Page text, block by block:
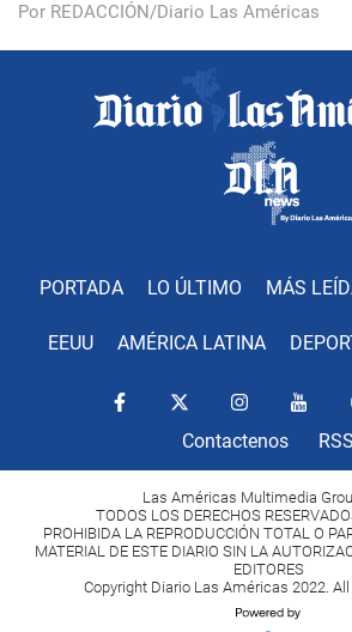
Por REDACCIÓN/Diario Las Américas
PORTADA LO ÚLTIMO MÁS
EEUU AMÉRICA LATINA
Contactenos RSS
Las Américas Multimedia
TODOS LOS DERECHOS
PROHIBIDA LA REPRODUCCIÓN TOTAL O
MATERIAL DE ESTE DIARIO SIN LA
EDITORES
Copyright Diario Las Américas 2022.